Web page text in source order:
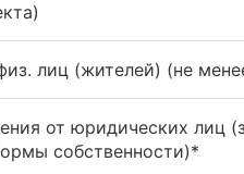
лиц (жителей) (не
от юридических лиц
собственности)*